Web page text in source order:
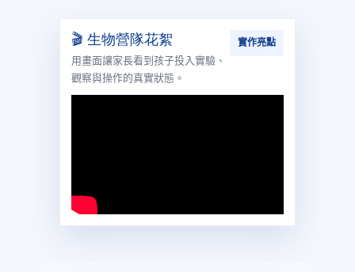
🎬 生物營隊花絮
用畫面讓家長看到孩子投入實驗、
觀察與操作的真實狀態。
實作亮點